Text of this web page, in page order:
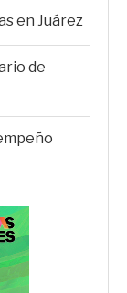
en Juárez
de